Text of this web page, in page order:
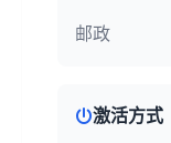
邮政
激活方式